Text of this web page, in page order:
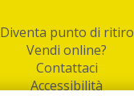
Diventa punto di ritiro
Vendi online?
Contattaci
Accessibilità